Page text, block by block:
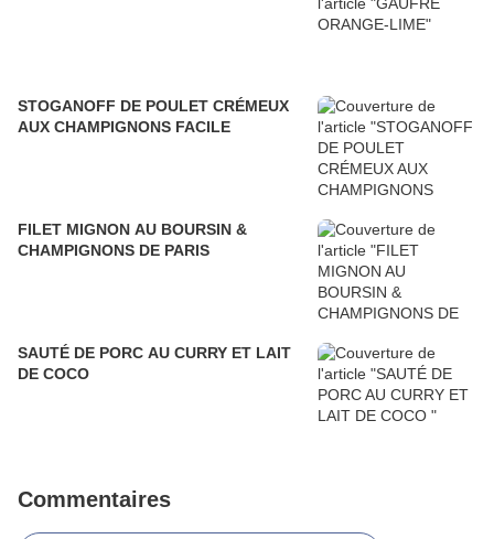
STOGANOFF DE POULET CRÉMEUX
AUX CHAMPIGNONS FACILE
FILET MIGNON AU BOURSIN &
CHAMPIGNONS DE PARIS
SAUTÉ DE PORC AU CURRY ET LAIT
DE COCO
Commentaires